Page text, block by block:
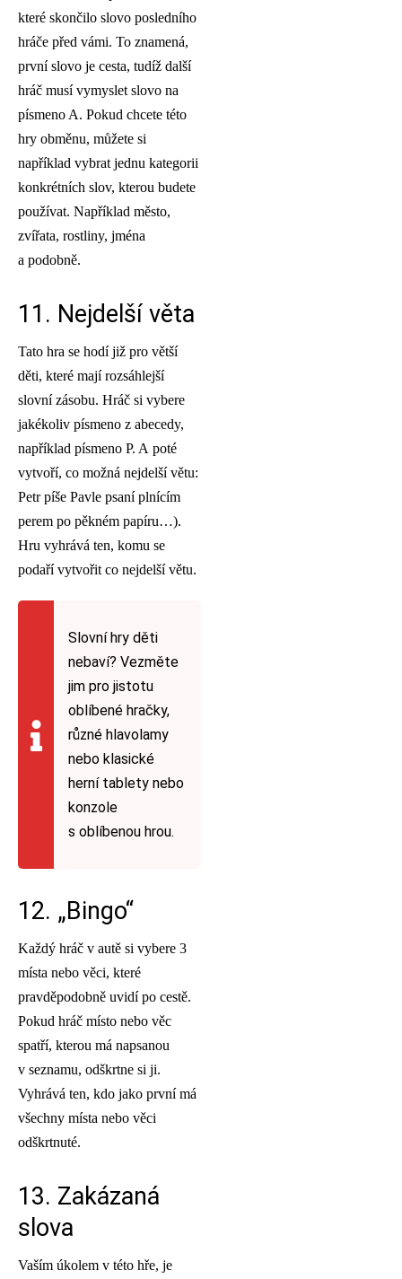
které skončilo slovo posledního
hráče před vámi. To znamená,
první slovo je cesta, tudíž další
hráč musí vymyslet slovo na
písmeno A. Pokud chcete této
hry obměnu, můžete si
například vybrat jednu kategorii
konkrétních slov, kterou budete
používat. Například město,
zvířata, rostliny, jména
a podobně.
11. Nejdelší věta
Tato hra se hodí již pro větší
děti, které mají rozsáhlejší
slovní zásobu. Hráč si vybere
jakékoliv písmeno z abecedy,
například písmeno P. A poté
vytvoří, co možná nejdelší větu:
Petr píše Pavle psaní plnícím
perem po pěkném papíru…).
Hru vyhrává ten, komu se
podaří vytvořit co nejdelší větu.
Slovní hry děti
nebaví? Vezměte
jim pro jistotu
oblíbené hračky,
různé hlavolamy
nebo klasické
herní tablety nebo
konzole
s oblíbenou hrou.
12. „Bingo“
Každý hráč v autě si vybere 3
místa nebo věci, které
pravděpodobně uvidí po cestě.
Pokud hráč místo nebo věc
spatří, kterou má napsanou
v seznamu, odškrtne si ji.
Vyhrává ten, kdo jako první má
všechny místa nebo věci
odškrtnuté.
13. Zakázaná
slova
Vaším úkolem v této hře, je